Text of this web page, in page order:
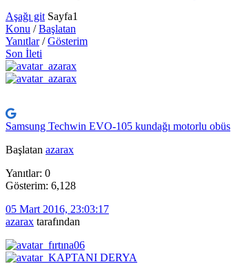
Aşağı git Sayfa1
Konu /Başlatan
Yanıtlar/Gösterim
Son İleti
Samsung Techwin EVO-105 kundağı motorlu obüs
Başlatan azarax
Yanıtlar: 0
Gösterim: 6,128
05 Mart 2016, 23:03:17
azarax tarafından